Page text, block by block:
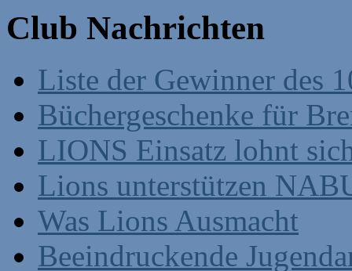
Club Nachrichten
Liste der Gewinner des
Büchergeschenke für
LIONS Einsatz lohnt
Lions unterstützen
Was Lions Ausmacht
Beeindruckende